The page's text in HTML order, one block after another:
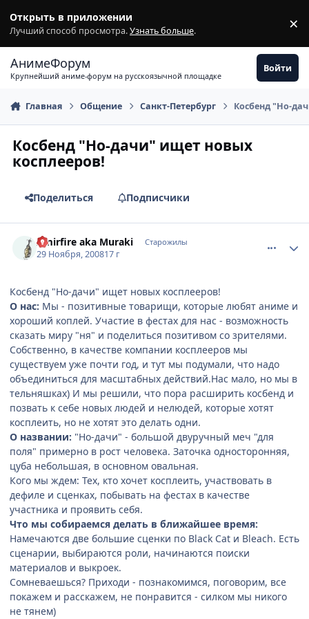
Открыть в приложении
Лучший способ просмотра.Узнать больше. ×
АнимеФорум
Крупнейший аниме-форум на русскоязычной площадке
Войти
Главная Общение Санкт-Петербург Косбенд "Но-
Косбенд "Но-дачи" ищет новых
косплееров!
Поделиться Подписчики
Amirfire aka Muraki Старожилы
29 Ноября, 200817 г
Косбенд "Но-дачи" ищет новых косплееров!
О нас: Мы - позитивные товарищи, которые любят аниме и
хороший коплей. Участие в фестах для нас - возможность
сказать миру "ня" и поделиться позитивом со зрителями.
Собственно, в качестве компании косплееров мы
существуем уже почти год, и тут мы подумали, что надо
объединиться для масштабных действий.Нас мало, но мы в
тельняшках) И мы решили, что пора расширить косбенд и
позвать к себе новых людей и нелюдей, которые хотят
косплеить, но не хотят это делать одни.
О названии: "Но-дачи" - большой двуручный меч "для
поля" примерно в рост человека. Заточка односторонняя,
цуба небольшая, в основном овальная.
Кого мы ждем: Тех, кто хочет косплеить, участвовать в
дефиле и сценках, побывать на фестах в качестве
участника и проявить себя.
Что мы собираемся делать в ближайшее время:
Намечаются две большие сценки по Black Cat и Bleach. Есть
сценарии, выбираются роли, начинаются поиски
материалов и выкроек.
Сомневаешься? Приходи - познакомимся, поговорим, все
покажем и расскажем, не понравится - силком мы никого
не тянем)